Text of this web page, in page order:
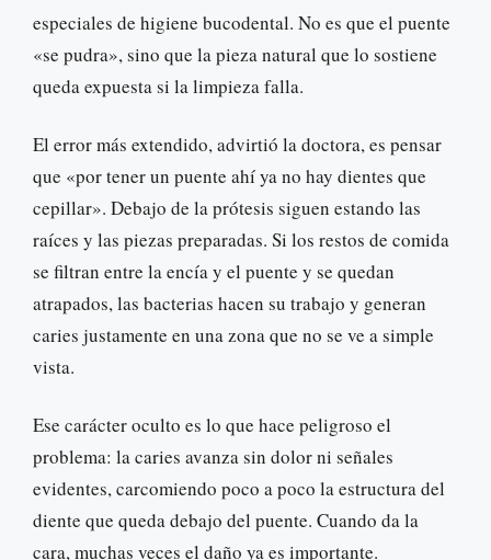
especiales de higiene bucodental. No es que el puente
«se pudra», sino que la pieza natural que lo sostiene
queda expuesta si la limpieza falla.
El error más extendido, advirtió la doctora, es pensar
que «por tener un puente ahí ya no hay dientes que
cepillar». Debajo de la prótesis siguen estando las
raíces y las piezas preparadas. Si los restos de comida
se filtran entre la encía y el puente y se quedan
atrapados, las bacterias hacen su trabajo y generan
caries justamente en una zona que no se ve a simple
vista.
Ese carácter oculto es lo que hace peligroso el
problema: la caries avanza sin dolor ni señales
evidentes, carcomiendo poco a poco la estructura del
diente que queda debajo del puente. Cuando da la
cara, muchas veces el daño ya es importante.